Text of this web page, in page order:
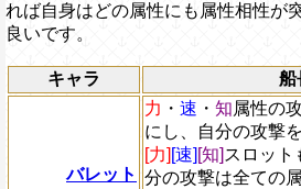
れば自身はどの属性にも属性相性が
良いです。
キャラ 船
バレット
力 ・ 速 ・ 知属性の
にし、自分の攻撃
[力] [速] [知]スロット
分の攻撃は全ての